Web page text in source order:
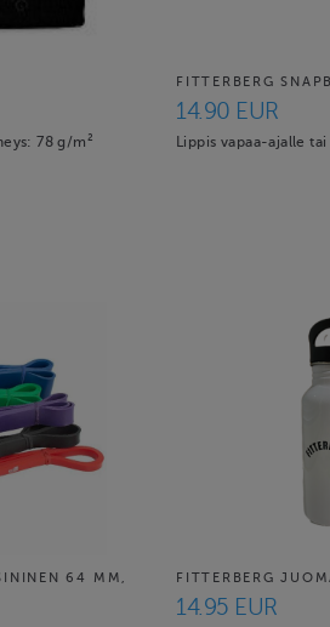
78 g/m²
FITTERBERG
14.90 EUR
Lippis vapaa-ajalle
64 MM,
FITTERBERG
14.95 EUR